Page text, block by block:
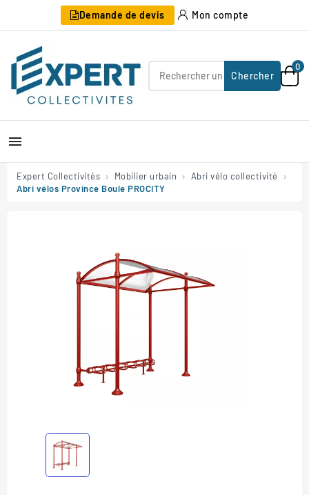
Demande de devis Mon compte
Chercher
0

Expert Collectivités Mobilier urbain
Abri vélo collectivité
Abri vélos Province Boule PROCITY